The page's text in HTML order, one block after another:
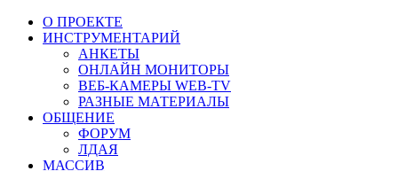
О ПРОЕКТЕ
ИНСТРУМЕНТАРИЙ
АНКЕТЫ
ОНЛАЙН МОНИТОРЫ
ВЕБ-КАМЕРЫ WEB-TV
РАЗНЫЕ МАТЕРИАЛЫ
ОБЩЕНИЕ
ФОРУМ
ЛДАЯ
МАССИВ